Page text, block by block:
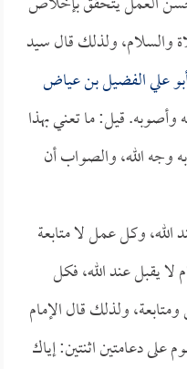
والسلام، ولذلك قال سيد
علي الفضيل بن عياض
قيل: ما تعني بهذا
وجه الله، والصواب أن
وكل عمل لا متابعة
لا يقبل عند الله، فكل
ولذلك قال الإمام
على دعامتين اثنتين: إياك